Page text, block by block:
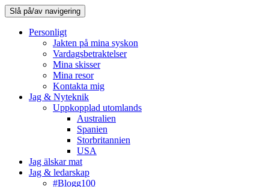
Slå på/av navigering
Personligt
Jakten på mina syskon
Vardagsbetraktelser
Mina skisser
Mina resor
Kontakta mig
Jag & Nyteknik
Uppkopplad utomlands
Australien
Spanien
Storbritannien
USA
Jag älskar mat
Jag & ledarskap
#Blogg100